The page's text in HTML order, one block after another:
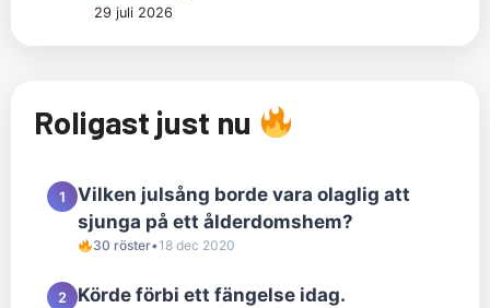
29 juli 2026
Roligast just nu
1
Vilken julsång borde vara olaglig att
sjunga på ett ålderdomshem?
30 röster•18 dec 2020
2 Körde förbi ett fängelse idag.